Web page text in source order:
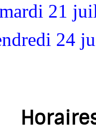
21
24